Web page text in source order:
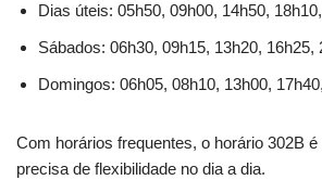
Dias úteis: 05h50, 09h00, 14h50,
Sábados: 06h30, 09h15, 13h20, 16h25,
Domingos: 06h05, 08h10, 13h00,
Com horários frequentes, o horário 302B é
precisa de flexibilidade no dia a dia.